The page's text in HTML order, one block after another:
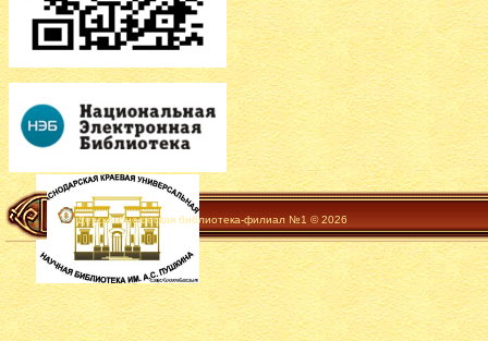
Детско-юношеская библиотека-филиал №1 © 2026